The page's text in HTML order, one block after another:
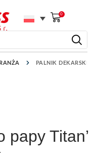
0
PALNIK DEKARSKI
papy Titan’